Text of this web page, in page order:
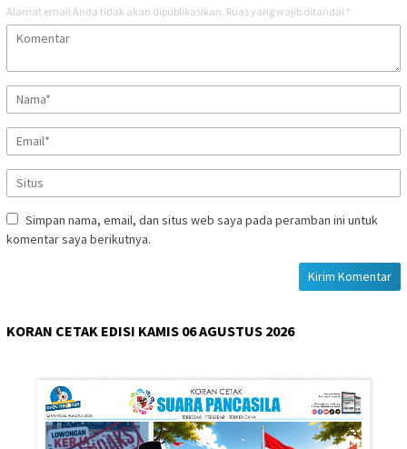
Alamat email Anda tidak akan dipublikasikan. Ruas yang wajib ditandai *
Simpan nama, email, dan situs web saya pada peramban ini untuk
komentar saya berikutnya.
KORAN CETAK EDISI KAMIS 06 AGUSTUS 2026